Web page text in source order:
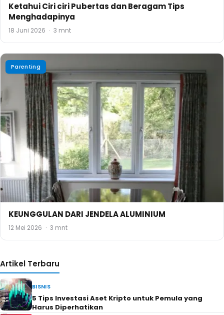
Ketahui Ciri ciri Pubertas dan Beragam Tips
Menghadapinya
18 Juni 2026 · 3 mnt
Parenting
KEUNGGULAN DARI JENDELA ALUMINIUM
12 Mei 2026 · 3 mnt
Artikel Terbaru
BISNIS
5 Tips Investasi Aset Kripto untuk Pemula yang
Harus Diperhatikan